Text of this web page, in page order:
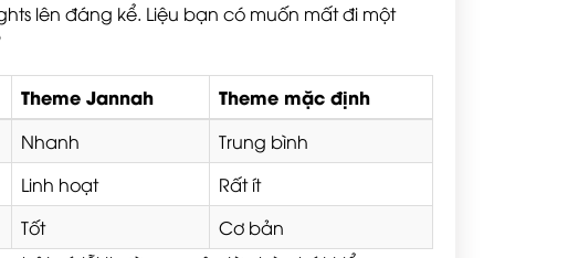
lên đáng kể. Liệu bạn có muốn mất đi một
Theme Jannah Theme mặc định
Nhanh
Trung bình
Linh hoạt
Rất ít
Tốt
Cơ bản